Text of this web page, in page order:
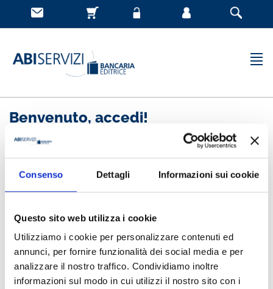
Consenso Dettagli Informazioni sui cookie
Questo sito web utilizza i cookie
Utilizziamo i cookie per personalizzare contenuti ed
annunci, per fornire funzionalità dei social media e per
analizzare il nostro traffico. Condividiamo inoltre
informazioni sul modo in cui utilizzi il nostro sito con i
Benvenuto, accedi!
la storia degli acquisti effettuati